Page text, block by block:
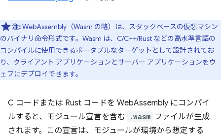
注:WebAssembly（Wasm の略）は、スタックベースの仮想マシン
のバイナリ命令形式です。Wasm は、C/C++/Rust などの高水準言語の
コンパイルに使用できるポータブルなターゲットとして設計されてお
り、クライアント アプリケーションとサーバー アプリケーションをウ
ェブにデプロイできます。
C コードまたは Rust コードを WebAssembly にコンパイ
ルすると、モジュール宣言を含む
.wasm ファイルが生成
されます。この宣言は、モジュールが環境から想定する